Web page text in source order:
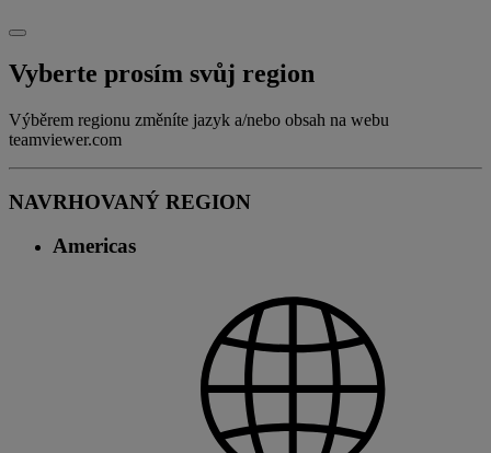
Vyberte prosím svůj region
Výběrem regionu změníte jazyk a/nebo obsah na webu
teamviewer.com
NAVRHOVANÝ REGION
Americas